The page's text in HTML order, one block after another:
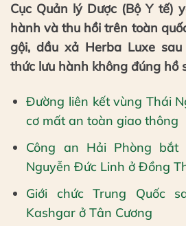
Cục Quản lý Dược (Bộ Y tế)
hành và thu hồi trên toàn
gội, dầu xả Herba Luxe
thức lưu hành không đúng hồ
Đường liên kết vùng Thái
cơ mất an toàn giao thông
Công an Hải Phòng
Nguyễn Đức Linh ở Đồng
Giới chức Trung Quốc
Kashgar ở Tân Cương